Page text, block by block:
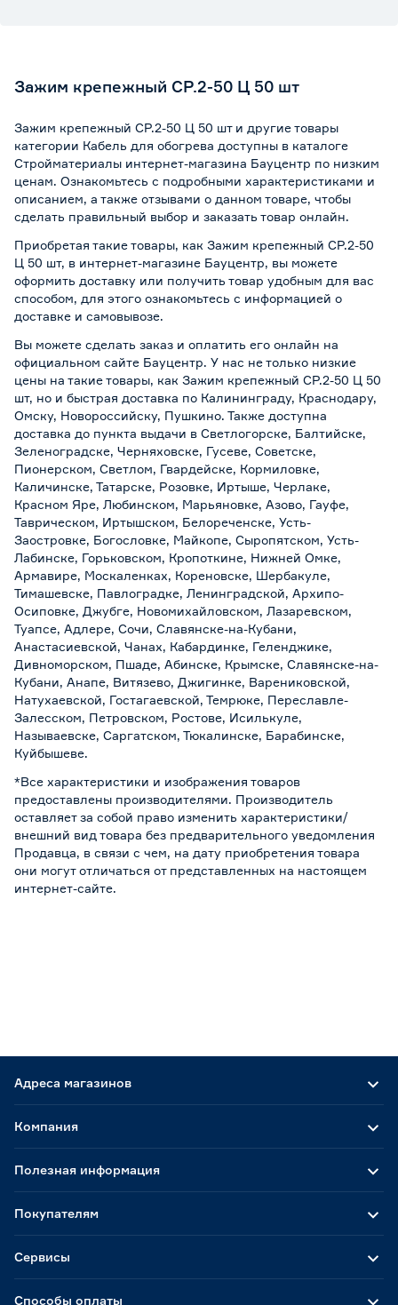
Зажим крепежный СР.2-50 Ц 50 шт
Зажим крепежный СР.2-50 Ц 50 шт и другие товары
категории Кабель для обогрева доступны в каталоге
Стройматериалы интернет-магазина Бауцентр по низким
ценам. Ознакомьтесь с подробными характеристиками и
описанием, а также отзывами о данном товаре, чтобы
сделать правильный выбор и заказать товар онлайн.
Приобретая такие товары, как Зажим крепежный СР.2-50
Ц 50 шт, в интернет-магазине Бауцентр, вы можете
оформить доставку или получить товар удобным для вас
способом, для этого ознакомьтесь с информацией о
доставке и самовывозе.
Вы можете сделать заказ и оплатить его онлайн на
официальном сайте Бауцентр. У нас не только низкие
цены на такие товары, как Зажим крепежный СР.2-50 Ц 50
шт, но и быстрая доставка по Калининграду, Краснодару,
Омску, Новороссийску, Пушкино. Также доступна
доставка до пункта выдачи в Светлогорске, Балтийске,
Зеленоградске, Черняховске, Гусеве, Советске,
Пионерском, Светлом, Гвардейске, Кормиловке,
Каличинске, Татарске, Розовке, Иртыше, Черлаке,
Красном Яре, Любинском, Марьяновке, Азово, Гауфе,
Таврическом, Иртышском, Белореченске, Усть-
Заостровке, Богословке, Майкопе, Сыропятском, Усть-
Лабинске, Горьковском, Кропоткине, Нижней Омке,
Армавире, Москаленках, Кореновске, Шербакуле,
Тимашевске, Павлоградке, Ленинградской, Архипо-
Осиповке, Джубге, Новомихайловском, Лазаревском,
Туапсе, Адлере, Сочи, Славянске-на-Кубани,
Анастасиевской, Чанах, Кабардинке, Геленджике,
Дивноморском, Пшаде, Абинске, Крымске, Славянске-на-
Кубани, Анапе, Витязево, Джигинке, Варениковской,
Натухаевской, Гостагаевской, Темрюке, Переславле-
Залесском, Петровском, Ростове, Исилькуле,
Называевске, Саргатском, Тюкалинске, Барабинске,
Куйбышеве.
*Все характеристики и изображения товаров
предоставлены производителями. Производитель
оставляет за собой право изменить характеристики/
внешний вид товара без предварительного уведомления
Продавца, в связи с чем, на дату приобретения товара
они могут отличаться от представленных на настоящем
интернет-сайте.
Адреса магазинов
Способы оплаты
Компания
Полезная информация
Покупателям
Сервисы